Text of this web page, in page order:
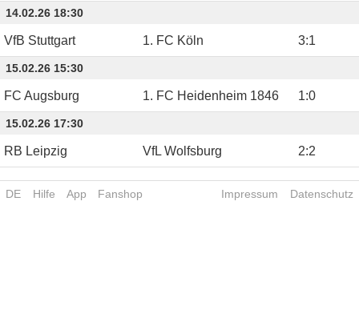
14.02.26 18:30
VfB Stuttgart 1. FC Köln 3:1
15.02.26 15:30
FC Augsburg 1. FC Heidenheim 1846 1:0
15.02.26 17:30
RB Leipzig VfL Wolfsburg 2:2
DE Hilfe App Fanshop Impressum Datenschutz